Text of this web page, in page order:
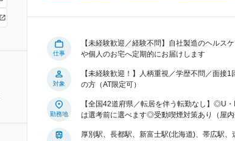
仕事
【未経験歓迎／経験不問】自社製造のヘルス
や個人のお宅へ定期的にお届けします
対象
【未経験歓迎！】人柄重視／学歴不問／面接
の方（AT限定可）
勤務地
【全国42道府県／転居を伴う転勤なし】◎U
は選考前に選べます◎受動喫煙対策あり（屋内
厚別駅、長都駅、新富士駅(北海道)、帯広駅、